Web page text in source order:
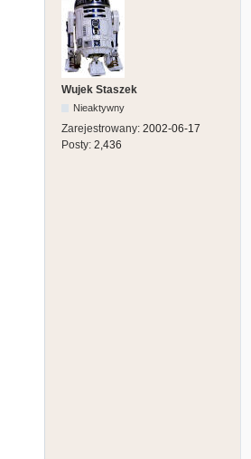
Wujek Staszek
Nieaktywny
Zarejestrowany: 2002-06-17
Posty: 2,436